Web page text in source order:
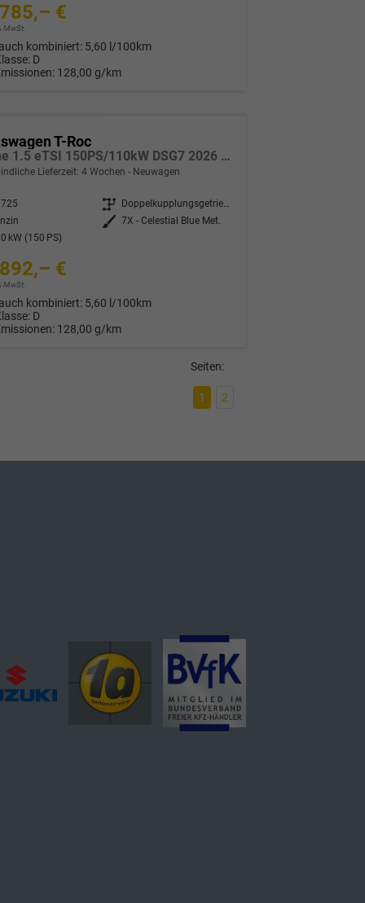
€
MwSt.
kombiniert: 5,60 l/100km
D
128,00 g/km
T-Roc
R-Line 1.5 eTSI 150PS/110kW DSG7 2026 *Neues Modell* | +AHK +BlackStyle +19" ALU +IQ.Licht-Matrix
Lieferzeit:4 Wochen Neuwagen
Getriebe
Doppelkupplungsgetriebe (DSG)
Außenfarbe 7X - Celestial Blue Met.
kW (150 PS)
€
MwSt.
kombiniert: 5,60 l/100km
D
128,00 g/km
Seiten:
1 2